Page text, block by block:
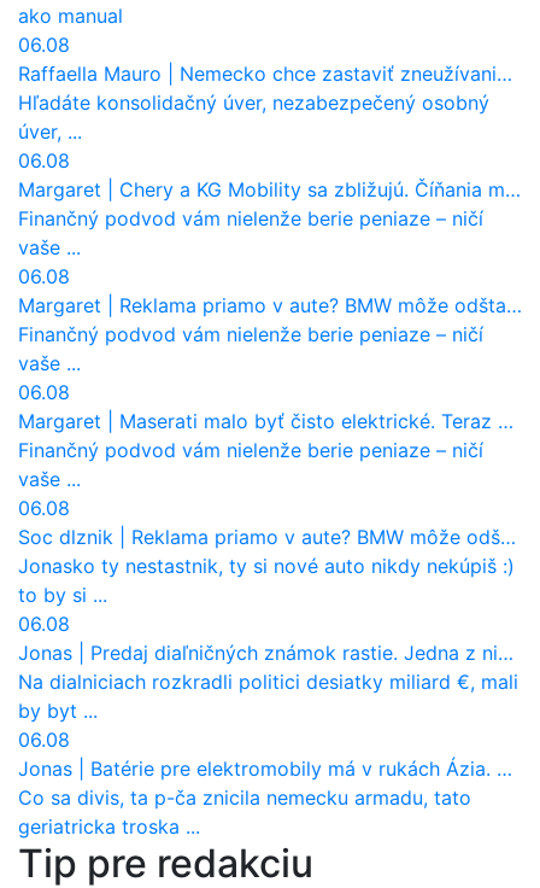
ako manual
06.08
Raffaella Mauro
Nemecko chce zastaviť zneužívanie dotácií na elektromobily. Pritvrdí pravidlá
Hľadáte konsolidačný úver, nezabezpečený osobný
úver, ...
06.08
Margaret
Chery a KG Mobility sa zbližujú. Číňania môžu získať 10 % bývalého SsangYongu
Finančný podvod vám nielenže berie peniaze – ničí
vaše ...
06.08
Margaret
Reklama priamo v aute? BMW môže odštartovať nový trend
Finančný podvod vám nielenže berie peniaze – ničí
vaše ...
06.08
Margaret
Maserati malo byť čisto elektrické. Teraz zisťuje, že potrebuje nový osemvalcový motor
Finančný podvod vám nielenže berie peniaze – ničí
vaše ...
06.08
Soc dlznik
Reklama priamo v aute? BMW môže odštartovať nový trend
Jonasko ty nestastnik, ty si nové auto nikdy nekúpiš :)
to by si ...
06.08
Jonas
Predaj diaľničných známok rastie. Jedna z nich zaznamenala nečakane výrazný nárast
Na dialniciach rozkradli politici desiatky miliard €, mali
by byt ...
06.08
Jonas
Batérie pre elektromobily má v rukách Ázia. Európa ale stráca kontrolu aj nad vlastnou výrobou!
Co sa divis, ta p-ča znicila nemecku armadu, tato
geriatricka troska ...
Tip pre redakciu